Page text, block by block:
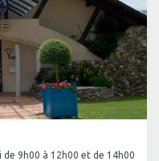
9h00 à 12h00 et de 14h00